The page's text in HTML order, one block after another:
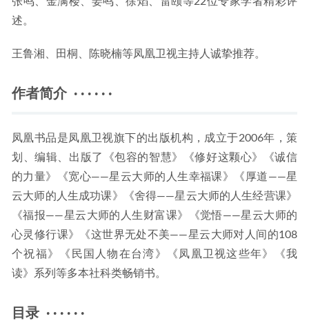
述。
王鲁湘、田桐、陈晓楠等凤凰卫视主持人诚挚推荐。
作者简介 · · · · · ·
凤凰书品是凤凰卫视旗下的出版机构，成立于2006年，策
划、编辑、出版了《包容的智慧》《修好这颗心》《诚信
的力量》《宽心——星云大师的人生幸福课》《厚道——星
云大师的人生成功课》《舍得——星云大师的人生经营课》
《福报——星云大师的人生财富课》《觉悟——星云大师的
心灵修行课》《这世界无处不美——星云大师对人间的108
个祝福》《民国人物在台湾》《凤凰卫视这些年》《我
读》系列等多本社科类畅销书。
目录 · · · · · ·